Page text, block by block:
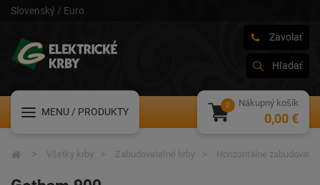
Slovenský / Euro
Zavolať
Hľadať
MENU / PRODUKTY
Nákupný košík
0,00 €
Všetky krby Zabudovateľné krby Horizontálne